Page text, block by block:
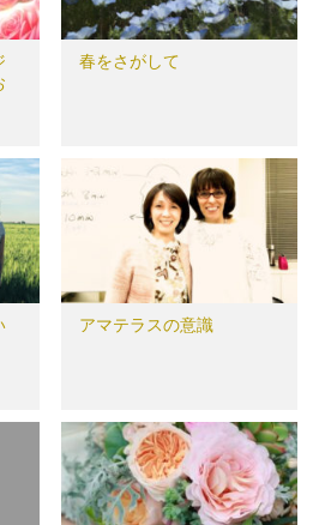
春をさがして
アマテラスの意識